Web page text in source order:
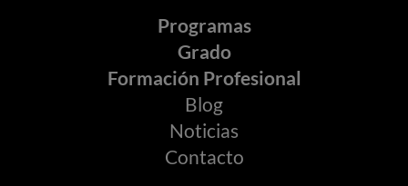
Programas
Grado
Formación Profesional
Blog
Noticias
Contacto